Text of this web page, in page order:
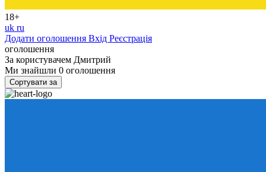
18+
uk ru
Додати оголошення Вхід Реєстрація
оголошення
За користувачем Дмитрий
Ми знайшли 0 оголошення
Сортувати за